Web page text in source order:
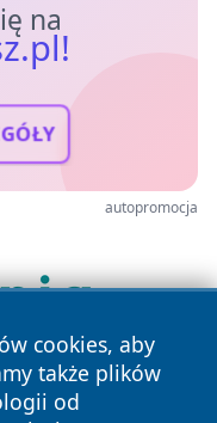
na
autopromocja
cookies, aby
także plików
od